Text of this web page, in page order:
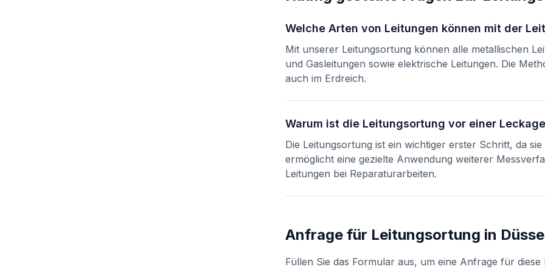
Welche Arten von Leitungen können mit der
Mit unserer Leitungsortung können alle metallischen
und Gasleitungen sowie elektrische Leitungen. Die
auch im Erdreich.
Warum ist die Leitungsortung vor einer
Die Leitungsortung ist ein wichtiger erster Schritt, da
ermöglicht eine gezielte Anwendung weiterer
Leitungen bei Reparaturarbeiten.
Anfrage für Leitungsortung in
Füllen Sie das Formular aus, um eine Anfrage für